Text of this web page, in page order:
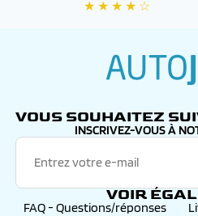
★ ★ ★ ★ ☆
VOUS SOUHAITEZ
INSCRIVEZ-VOUS À
VOIR
FAQ - Questions/réponses